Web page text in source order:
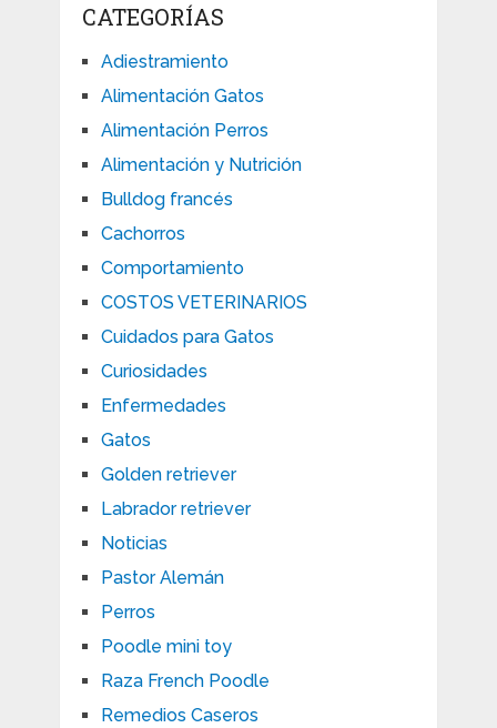
CATEGORÍAS
Adiestramiento
Alimentación Gatos
Alimentación Perros
Alimentación y Nutrición
Bulldog francés
Cachorros
Comportamiento
COSTOS VETERINARIOS
Cuidados para Gatos
Curiosidades
Enfermedades
Gatos
Golden retriever
Labrador retriever
Noticias
Pastor Alemán
Perros
Poodle mini toy
Raza French Poodle
Remedios Caseros